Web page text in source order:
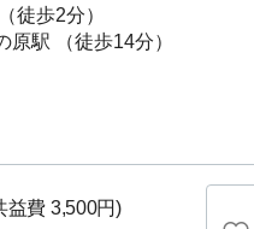
徒歩2分）
原駅 （徒歩14分）
益費 3,500円)